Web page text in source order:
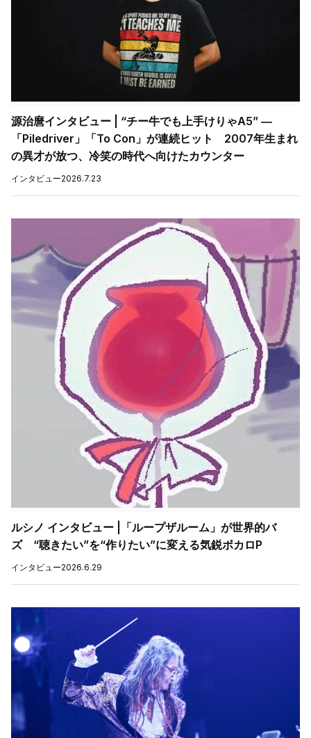
源治麿インタビュー | “チー牛でも上手けりゃA5” ―
「Piledriver」「To Con」が連続ヒット 2007年生まれ
の異才が放つ、冷笑の時代へ向けたカウンター
インタビュー2026.7.23
ルシノ インタビュー |「ループザルーム」が世界的バ
ズ “聴きたい”を“作りたい”に変える気鋭ボカロP
インタビュー2026.6.29